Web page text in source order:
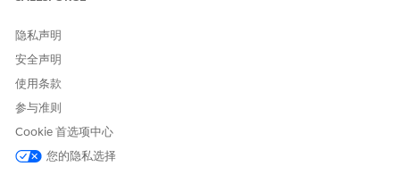
隐私声明
安全声明
使用条款
参与准则
Cookie 首选项中心
您的隐私选择